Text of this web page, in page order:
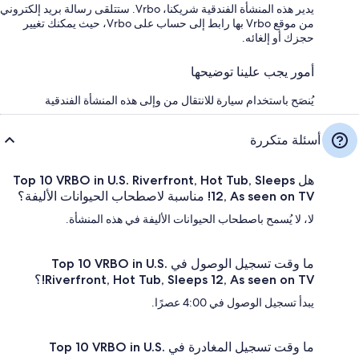
يدير هذه المنشأة الفندقية شريكنا، Vrbo. ستتلقى رسالة بريد إلكتروني
من موقع Vrbo بها رابط إلى حساب على Vrbo، حيث يمكنك تغيير
حجزك أو إلغائه.
أمور يجب علينا توضيحها
يُنصَح باستخدام سيارة للانتقال من وإلى هذه المنشأة الفندقية
أسئلة متكررة
هل Top 10 VRBO in U.S. Riverfront, Hot Tub, Sleeps
12, As seen on TV! مناسبة لاصطحاب الحيوانات الأليفة؟
لا، لا يُسمح باصطحاب الحيوانات الأليفة في هذه المنشأة.
ما وقت تسجيل الوصول في Top 10 VRBO in U.S.
Riverfront, Hot Tub, Sleeps 12, As seen on TV!؟
يبدأ تسجيل الوصول في 4:00 عصرًا.
ما وقت تسجيل المغادرة في Top 10 VRBO in U.S.